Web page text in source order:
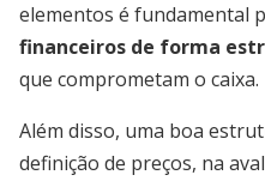
elementos é fundamental
financeiros de forma
que comprometam o caixa.
Além disso, uma boa
definição de preços, na